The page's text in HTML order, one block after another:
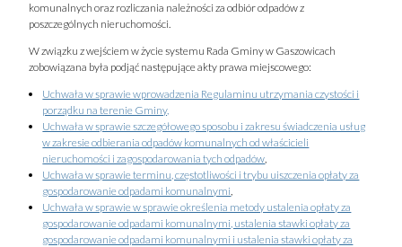
komunalnych oraz rozliczania należności za odbiór odpadów z
poszczególnych nieruchomości.
W związku z wejściem w życie systemu Rada Gminy w Gaszowicach
zobowiązana była podjąć następujące akty prawa miejscowego:
Uchwała w sprawie wprowadzenia Regulaminu utrzymania czystości i
porządku na terenie Gminy,
Uchwała w sprawie szczegółowego sposobu i zakresu świadczenia usług
w zakresie odbierania odpadów komunalnych od właścicieli
nieruchomości i zagospodarowania tych odpadów,
Uchwała w sprawie terminu, częstotliwości i trybu uiszczenia opłaty za
gospodarowanie odpadami komunalnymi,
Uchwała w sprawie w sprawie określenia metody ustalenia opłaty za
gospodarowanie odpadami komunalnymi, ustalenia stawki opłaty za
gospodarowanie odpadami komunalnymi i ustalenia stawki opłaty za